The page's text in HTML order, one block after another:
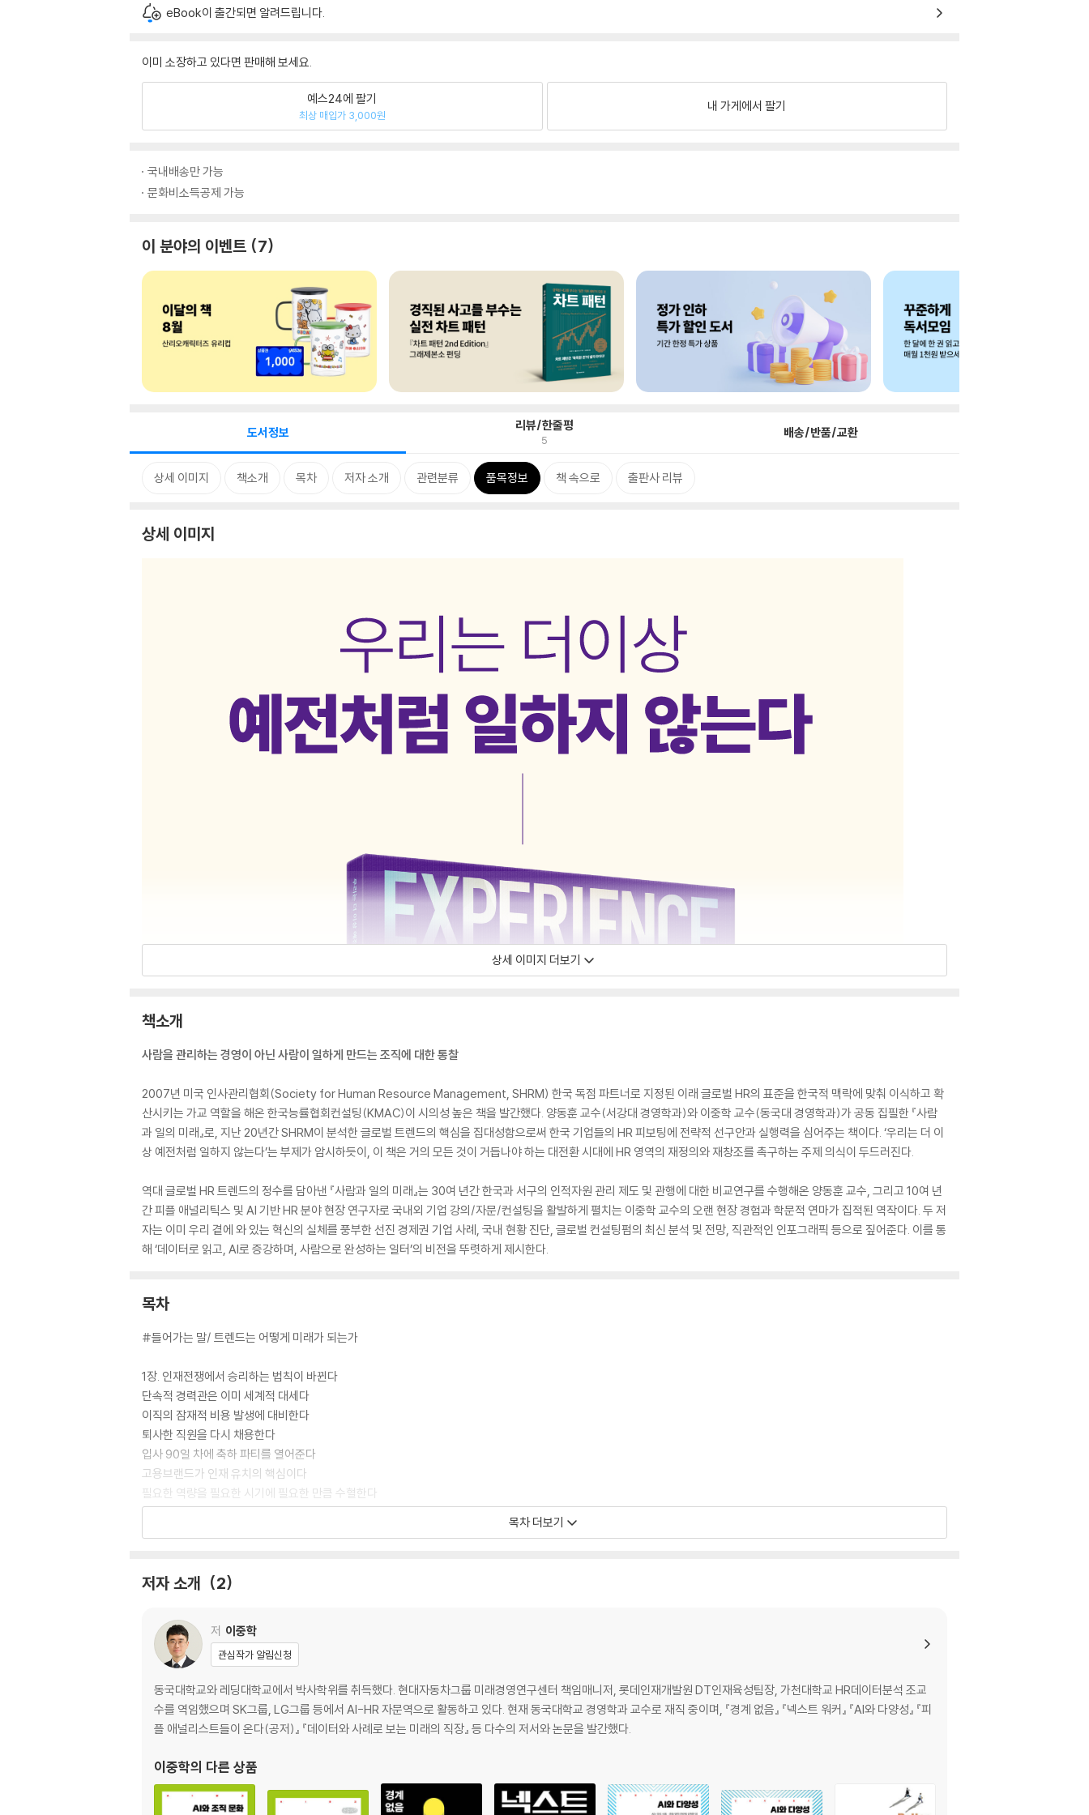
eBook이 출간되면 알려드립니다.
이미 소장하고 있다면 판매해 보세요.
예스24에 팔기
최상 매입가 3,000원
내 가게에서 팔기
국내배송만 가능
문화비소득공제 가능
이 분야의 이벤트 7
도서정보 리뷰/한줄평
5 배송/반품/교환
상세 이미지 책소개 목차 저자 소개 관련분류 품목정보 책 속으로 출판사 리뷰
상세 이미지
상세 이미지 더보기
책소개
사람을 관리하는 경영이 아닌 사람이 일하게 만드는 조직에 대한 통찰
2007년 미국 인사관리협회(Society for Human Resource Management, SHRM) 한국 독점 파트너로 지정된 이래 글로벌 HR의 표준을 한국적 맥락에 맞춰 이식하고 확
산시키는 가교 역할을 해온 한국능률협회컨설팅(KMAC)이 시의성 높은 책을 발간했다. 양동훈 교수(서강대 경영학과)와 이중학 교수(동국대 경영학과)가 공동 집필한 『사람
과 일의 미래』로, 지난 20년간 SHRM이 분석한 글로벌 트렌드의 핵심을 집대성함으로써 한국 기업들의 HR 피보팅에 전략적 선구안과 실행력을 심어주는 책이다. ‘우리는 더 이
상 예전처럼 일하지 않는다’는 부제가 암시하듯이, 이 책은 거의 모든 것이 거듭나야 하는 대전환 시대에 HR 영역의 재정의와 재창조를 촉구하는 주제 의식이 두드러진다.
역대 글로벌 HR 트렌드의 정수를 담아낸 『사람과 일의 미래』는 30여 년간 한국과 서구의 인적자원 관리 제도 및 관행에 대한 비교연구를 수행해온 양동훈 교수, 그리고 10여 년
간 피플 애널리틱스 및 AI 기반 HR 분야 현장 연구자로 국내외 기업 강의/자문/컨설팅을 활발하게 펼치는 이중학 교수의 오랜 현장 경험과 학문적 연마가 집적된 역작이다. 두 저
자는 이미 우리 곁에 와 있는 혁신의 실체를 풍부한 선진 경제권 기업 사례, 국내 현황 진단, 글로벌 컨설팅펌의 최신 분석 및 전망, 직관적인 인포그래픽 등으로 짚어준다. 이를 통
해 ‘데이터로 읽고, AI로 증강하며, 사람으로 완성하는 일터’의 비전을 뚜렷하게 제시한다.
목차
#들어가는 말/ 트렌드는 어떻게 미래가 되는가
1장. 인재전쟁에서 승리하는 법칙이 바뀐다
단속적 경력관은 이미 세계적 대세다
이직의 잠재적 비용 발생에 대비한다
퇴사한 직원을 다시 채용한다
입사 90일 차에 축하 파티를 열어준다
고용브랜드가 인재 유치의 핵심이다
필요한 역량을 필요한 시기에 필요한 만큼 수혈한다
검증 가능한 스킬 중심으로 채용의 틀을 재편한다
직원 중심의 조직문화가 각광받는다
포용성과 시민성이 높은 조직문화를 구축한다
직원경험에서 인간경험으로 확장한다
3장. 일을 재정의한다
직무가 해체되고 일의 경계가 무너진다
하이브리드 근무가 진화한다
AI와 인간지능이 결합된 융합형 지능이 필요하다
4장. HR의 역할을 재창조한다
목차 더보기
저자 소개 2
저 이중학
관심작가 알림신청
동국대학교와 레딩대학교에서 박사학위를 취득했다. 현대자동차그룹 미래경영연구센터 책임매니저, 롯데인재개발원 DT인재육성팀장, 가천대학교 HR데이터분석 조교
수를 역임했으며 SK그룹, LG그룹 등에서 AI-HR 자문역으로 활동하고 있다. 현재 동국대학교 경영학과 교수로 재직 중이며, 『경계 없음』 『넥스트 워커』 『AI와 다양성』 『피
플 애널리스트들이 온다(공저)』 『데이터와 사례로 보는 미래의 직장』 등 다수의 저서와 논문을 발간했다.
이중학의 다른 상품